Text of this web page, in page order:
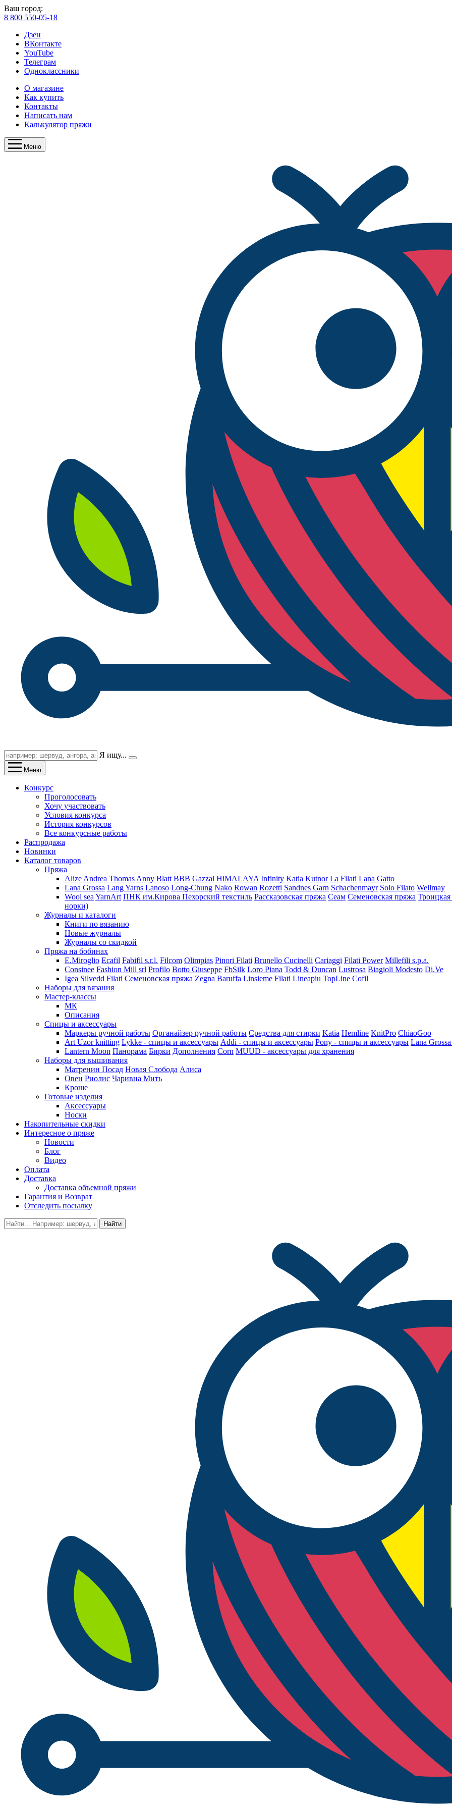
Ваш город:
8 800 550-05-18
Дзен
ВКонтакте
YouTube
Телеграм
Одноклассники
О магазине
Как купить
Контакты
Написать нам
Калькулятор пряжи
Меню
Я ищу...
Меню
Конкурс
Проголосовать
Хочу участвовать
Условия конкурса
История конкурсов
Все конкурсные работы
Распродажа
Новинки
Каталог товаров
Пряжа
Alize Andrea Thomas Anny Blatt BBB Gazzal HiMALAYA Infinity Katia Kutnor La Filati Lana Gatto
Lana Grossa Lang Yarns Lanoso Long-Chung Nako Rowan Rozetti Sandnes Garn Schachenmayr Solo Filato Wellmay
Wool sea YarnArt ПНК им.Кирова Пехорский текстиль Рассказовская пряжа Сеам Семеновская пряжа Троицкая
норки)
Журналы и каталоги
Книги по вязанию
Новые журналы
Журналы со скидкой
Пряжа на бобинах
E.Miroglio Ecafil Fabifil s.r.l. Filcom Olimpias Pinori Filati Brunello Cucinelli Cariaggi Filati Power Millefili s.p.a.
Consinee Fashion Mill srl Profilo Botto Giuseppe FbSilk Loro Piana Todd & Duncan Lustrosa Biagioli Modesto Di.Ve
Igea Silvedd Filati Семеновская пряжа Zegna Baruffa Linsieme Filati Lineapiu TopLine Cofil
Наборы для вязания
Мастер-классы
МК
Описания
Спицы и аксессуары
Маркеры ручной работы Органайзер ручной работы Средства для стирки Katia Hemline KnitPro ChiaoGoo
Art Uzor knitting Lykke - спицы и аксессуары Addi - спицы и аксессуары Pony - спицы и аксессуары Lana
Lantern Moon Панорама Бирки Дополнения Corn MUUD - аксессуары для хранения
Наборы для вышивания
Матренин Посад Новая Слобода Алиса
Овен Риолис Чаривна Мить
Кроше
Готовые изделия
Аксессуары
Носки
Накопительные скидки
Интересное о пряже
Новости
Блог
Видео
Оплата
Доставка
Доставка объемной пряжи
Гарантия и Возврат
Отследить посылку
Найти